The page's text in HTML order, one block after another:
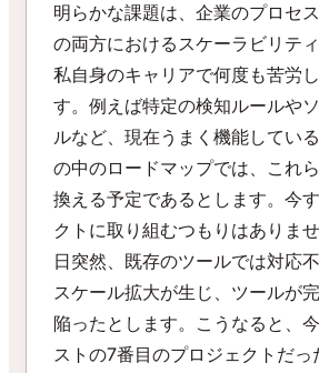
明らかな課題は、企業のプロセ
の両方におけるスケーラビリティ
私自身のキャリアで何度も苦労
す。例えば特定の検知ルールや
ルなど、現在うまく機能してい
の中のロードマップでは、これ
換える予定であるとします。今
クトに取り組むつもりはありま
日突然、既存のツールでは対応
スケール拡大が生じ、ツールが
陥ったとします。こうなると、
ストの7番目のプロジェクトだっ